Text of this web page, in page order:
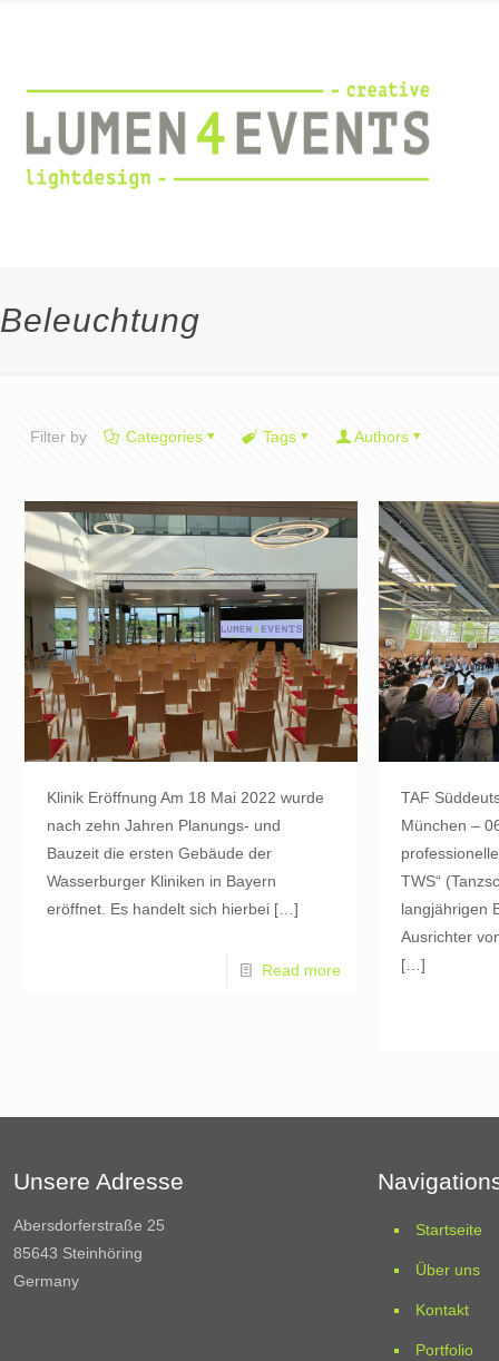
Beleuchtung
Filter by Categories Tags Authors
Klinik Eröffnung Am 18 Mai 2022 wurde
nach zehn Jahren Planungs- und
Bauzeit die ersten Gebäude der
Wasserburger Kliniken in Bayern
eröffnet. Es handelt sich hierbei[…]
Read more
TAF
München –
TWS“
langjährigen
Ausrichter
[…]
Unsere Adresse
Abersdorferstraße 25
85643 Steinhöring
Germany
Startseite
Über uns
Kontakt
Portfolio